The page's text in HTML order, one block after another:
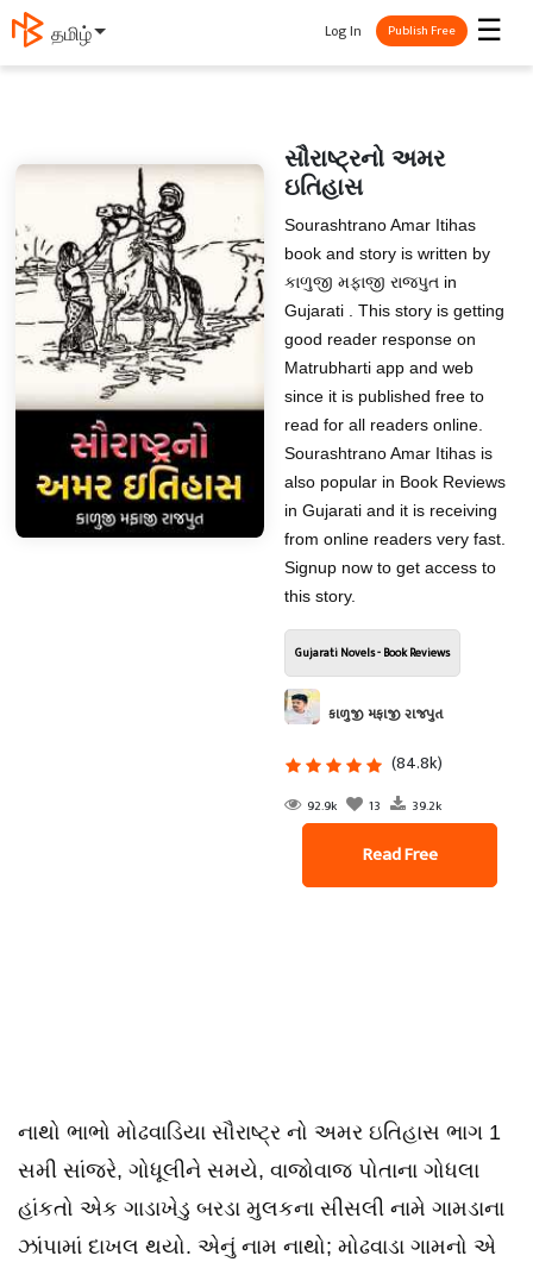
தமிழ் ☰
Log In Publish Free
સૌરાષ્ટ્રનો અમર
ઇતિહાસ
Sourashtrano Amar Itihas
book and story is written by
કાળુજી મફાજી રાજપુત in
Gujarati . This story is getting
good reader response on
Matrubharti app and web
since it is published free to
read for all readers online.
Sourashtrano Amar Itihas is
also popular in Book Reviews
in Gujarati and it is receiving
from online readers very fast.
Signup now to get access to
this story.
Gujarati Novels - Book Reviews
કાળુજી મફાજી રાજપુત
(84.8k)
92.9k 13 39.2k
Read Free
નાથો ભાભો મોઢવાડિયા સૌરાષ્ટ્ર નો અમર ઇતિહાસ ભાગ 1
સમી સાંજરે, ગોધૂલીને સમયે, વાજોવાજ પોતાના ગોધલા
હાંકતો એક ગાડાખેડુ બરડા મુલકના સીસલી નામે ગામડાના
ઝાંપામાં દાખલ થયો. એનું નામ નાથો; મોઢવાડા ગામનો એ